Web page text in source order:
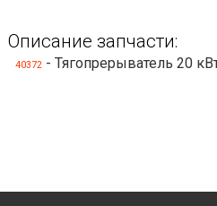
Описание запчасти:
40372 - Тягопрерыватель 20